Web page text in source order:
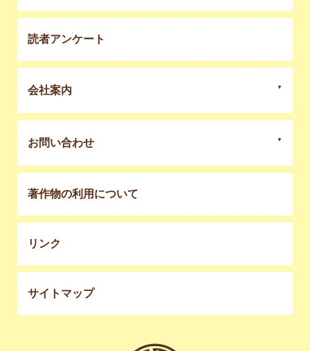
読者アンケート
会社案内
お問い合わせ
著作物の利用について
リンク
サイトマップ